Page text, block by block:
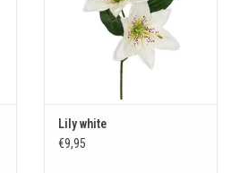
Lily white
€9,95